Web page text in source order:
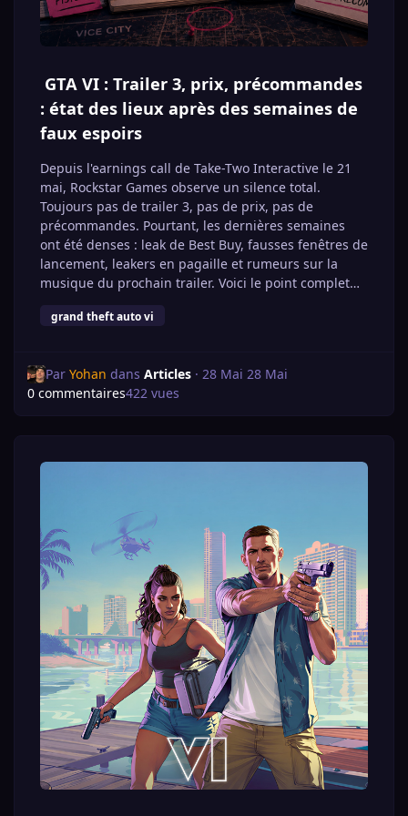
de savoir si un nouveau trailer, des informations sur
les éditions ou de nouveaux visuels accompagneront
Une chose est sûre : l’attente autour de GTA VI entre
dans une nouvelle phase.
À retenir :
Les précommandes de GTA VI ouvrent le 25 juin
La sortie du jeu est prévue le 19 novembre 2026.
Le jeu est annoncé sur PS5 et Xbox Series X|S.
Les prix, éditions et bonus restent à confirmer
officiellement.
Aucune version PC n’est annoncée pour le lancement.
GTA VI : Trailer 3, prix, précommandes
: état des lieux après des semaines de
faux espoirs
Depuis l'earnings call de Take-Two Interactive le 21
mai, Rockstar Games observe un silence total.
Toujours pas de trailer 3, pas de prix, pas de
précommandes. Pourtant, les dernières semaines
ont été denses : leak de Best Buy, fausses fenêtres de
lancement, leakers en pagaille et rumeurs sur la
musique du prochain trailer. Voici le point complet
sur ce qu'on sait, ce qui ne s'est pas produit, et ce
qui nous attend.
dit
Le 12 mai, le 18 mai et le 26 mai : trois dates qui ont
fait rêver pour rien
Le leak de Best Buy : autopsie d'une fausse piste
Ce qu'on attend maintenant : l'été, et après ?
Le call du 21 mai : ce que Strauss Zelnick a vraiment
dit
L'earnings call du 21 mai était le rendez-vous le plus
attendu depuis des mois. Le bilan est sobre.
Quelques heures avant l'appel, Strauss Zelnick avait
déclaré à GamesIndustry.biz que le marketing de
GTA VI serait "significatif" et "large", mais
délibérément différent des campagnes centrées sur
la publicité télévisée qui avaient défini le lancement
de GTA V en 2013.
Lors du call lui-même, deux certitudes ont été posées
sur la table. La date du 19 novembre 2026 est
maintenue, et la campagne marketing débutera cet
grand theft auto vi
Par Yohan dans Articles· 28 Mai 28 Mai
0 commentaires422 vues